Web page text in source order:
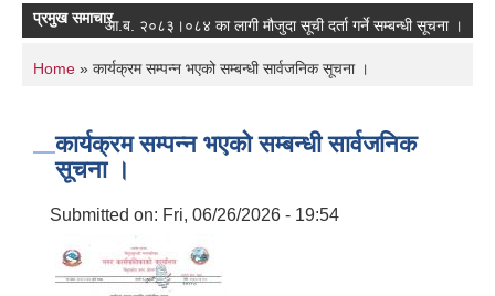
प्रमुख समाचार
आ.ब. २०८३।०८४ का लागी मौजुदा सूची दर्ता गर्ने सम्बन्धी सूचना ।
You are here
Home » कार्यक्रम सम्पन्न भएको सम्बन्धी सार्वजनिक सूचना ।
कार्यक्रम सम्पन्न भएको सम्बन्धी सार्वजनिक
सूचना ।
Submitted on: Fri, 06/26/2026 - 19:54